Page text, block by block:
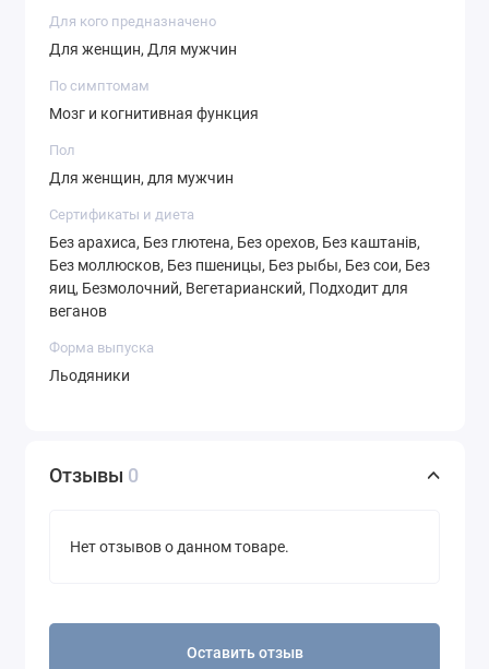
Примечание:
цвет продукта естественно варьируется
Примечание.Пр наличии заболеваний,
моложе 18 лет, необходимо проконсультироваться с
врачом, прежде, чем использовать данный продукт.
Хранить в недоступном для детей месте.
Состав
Размер порции:
Порций в упаковке:
потребности*
Характеристики
Для кого предназначено
Для женщин, Для мужчин
По симптомам
Мозг и когнитивная функция
Пол
Для женщин, для мужчин
Сертификаты и диета
Без арахиса, Без глютена, Без орехов, Без каштанів,
Без моллюсков, Без пшеницы, Без рыбы, Без сои, Без
яиц, Безмолочний, Вегетарианский, Подходит для
веганов
Форма выпуска
Льодяники
Отзывы 0
Нет отзывов о данном товаре.
Оставить отзыв